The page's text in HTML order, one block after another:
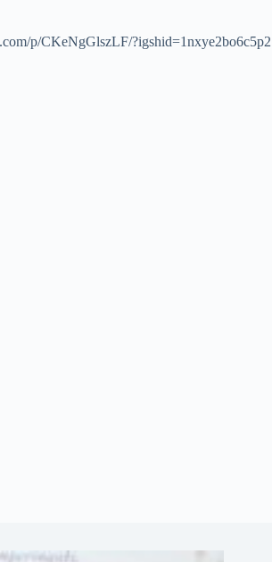
p/CKeNgGlszLF/?igshid=1nxye2bo6c5p2